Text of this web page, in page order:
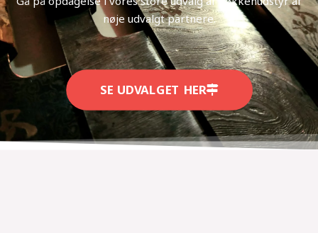
nøje udvalgt partnere.
SE UDVALGET HER